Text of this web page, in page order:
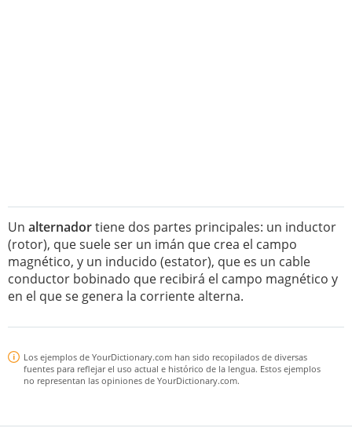
Un alternadortiene dos partes principales: un inductor
(rotor), que suele ser un imán que crea el campo
magnético, y un inducido (estator), que es un cable
conductor bobinado que recibirá el campo magnético y
en el que se genera la corriente alterna.
Los ejemplos de YourDictionary.com han sido recopilados de diversas
fuentes para reflejar el uso actual e histórico de la lengua. Estos ejemplos
no representan las opiniones de YourDictionary.com.